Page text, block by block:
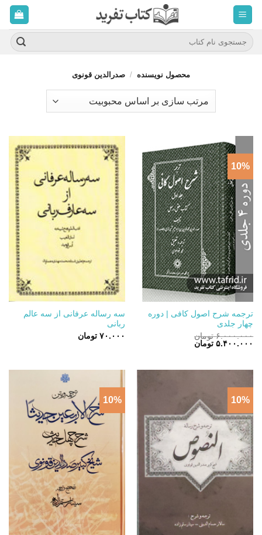
محتوا
برویدجستجو
برای:
محصول نویسنده / صدرالدین قونوی
10%
ترجمه شرح اصول کافی | دوره
چهار جلدی
۶.۰۰۰.۰۰۰ تومان
قیمت
۵.۴۰۰.۰۰۰ تومانقیمت
سه رساله عرفانی از سه عالم
ربانی
۷۰.۰۰۰ تومان
10%
10%